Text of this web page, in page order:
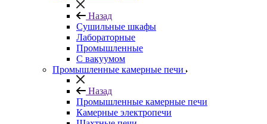
Назад
Сушильные шкафы
Лабораторные
Промышленные
С вакуумом
Промышленные камерные печи
Назад
Промышленные камерные печи
Камерные электропечи